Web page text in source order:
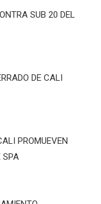
SUB 20 DEL
DE CALI
PROMUEVEN
SPA